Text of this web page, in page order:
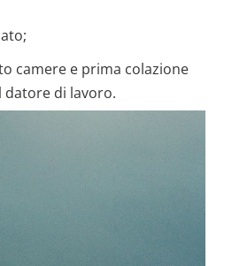
camere e prima colazione
datore di lavoro.